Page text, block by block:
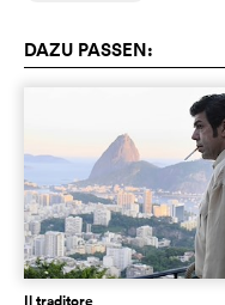
DAZU PASSEN: